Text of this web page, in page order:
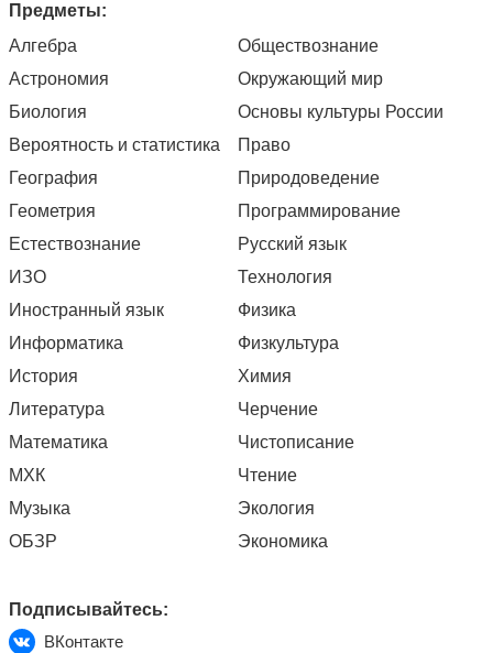
Предметы:
Алгебра
Астрономия
Биология
Вероятность и статистика
География
Геометрия
Естествознание
ИЗО
Иностранный язык
Информатика
История
Литература
Математика
МХК
Музыка
ОБЗР
Обществознание
Окружающий мир
Основы культуры России
Право
Природоведение
Программирование
Русский язык
Технология
Физика
Физкультура
Химия
Черчение
Чистописание
Чтение
Экология
Экономика
Подписывайтесь:
ВКонтакте